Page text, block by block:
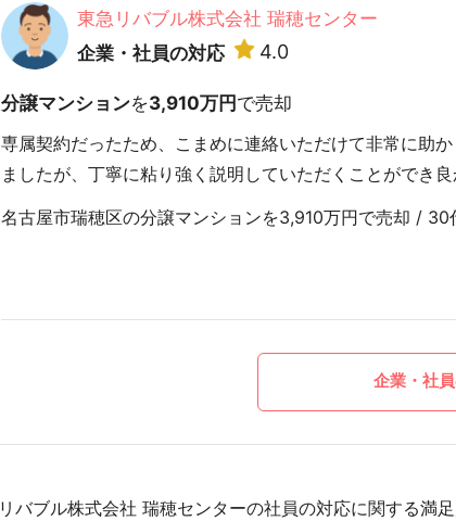
東急リバブル株式会社 瑞穂センター
企業・社員の対応
4.0
分譲マンションを3,910万円 で売却
専属契約だったため、こまめに連絡いただけて非常に助
ましたが、丁寧に粘り強く説明していただくことができ良
名古屋市瑞穂区の分譲マンションを3,910万円で売却 /
企業・社
バブル株式会社 瑞穂センターの社員の対応に関する満